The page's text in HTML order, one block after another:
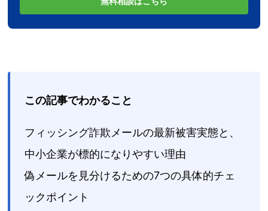
この記事でわかること
フィッシング詐欺メールの最新被害実態と、
中小企業が標的になりやすい理由
偽メールを見分けるための7つの具体的チェ
ックポイント